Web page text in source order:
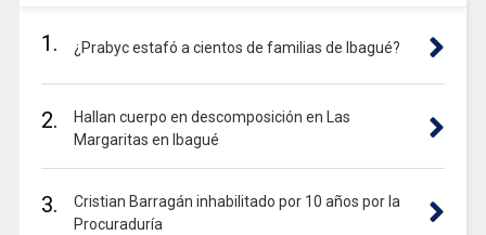
1. ¿Prabyc estafó a cientos de familias de Ibagué?
2.
Hallan cuerpo en descomposición en Las
Margaritas en Ibagué
3.
Cristian Barragán inhabilitado por 10 años por la
Procuraduría